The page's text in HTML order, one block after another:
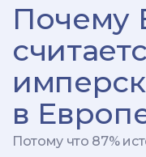
Почему
в
Потому что 87%